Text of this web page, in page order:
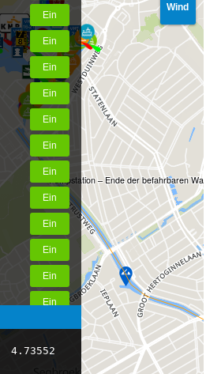
4.73552
Wind
Pumpstation – Ende der befahrbaren